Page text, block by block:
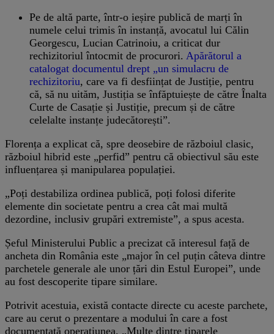
Pe de altă parte, într-o ieșire publică de marți în
numele celui trimis în instanță, avocatul lui Călin
Georgescu, Lucian Catrinoiu, a criticat dur
rechizitoriul întocmit de procurori. Apărătorul a
catalogat documentul drept „un simulacru de
rechizitoriu, care va fi desființat de Justiție, pentru
că, să nu uităm, Justiția se înfăptuiește de către Înalta
Curte de Casație și Justiție, precum și de către
celelalte instanțe judecătorești”.
Florența a explicat că, spre deosebire de războiul clasic,
războiul hibrid este „perfid” pentru că obiectivul său este
influențarea și manipularea populației.
„Poți destabiliza ordinea publică, poți folosi diferite
elemente din societate pentru a crea cât mai multă
dezordine, inclusiv grupări extremiste”, a spus acesta.
Șeful Ministerului Public a precizat că interesul față de
ancheta din România este „major în cel puțin câteva dintre
parchetele generale ale unor țări din Estul Europei”, unde
au fost descoperite tipare similare.
Potrivit acestuia, există contacte directe cu aceste parchete,
care au cerut o prezentare a modului în care a fost
documentată operațiunea. „Multe dintre tiparele